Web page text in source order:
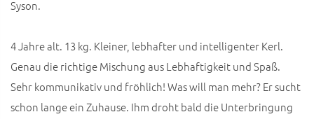
Syson.
4 Jahre alt. 13 kg. Kleiner, lebhafter und intelligenter Kerl.
Genau die richtige Mischung aus Lebhaftigkeit und Spaß.
Sehr kommunikativ und fröhlich! Was will man mehr? Er sucht
schon lange ein Zuhause. Ihm droht bald die Unterbringung